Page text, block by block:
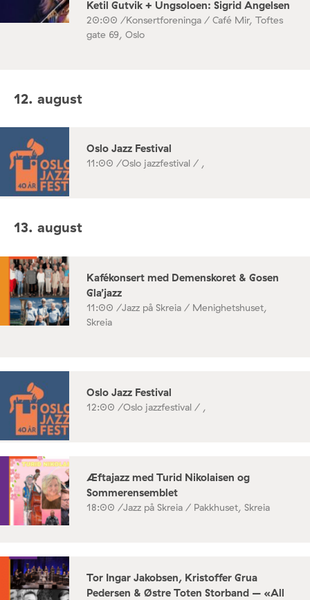
Ketil Gutvik + Ungsoloen: Sigrid Angelsen
20:00 /Konsertforeninga / Café Mir, Toftes
gate 69, Oslo
12. august
Oslo Jazz Festival
11:00 /Oslo jazzfestival / ,
13. august
Kafékonsert med Demenskoret & Gosen
Gla’jazz
11:00 /Jazz på Skreia / Menighetshuset,
Skreia
Oslo Jazz Festival
12:00 /Oslo jazzfestival / ,
Æftajazz med Turid Nikolaisen og
Sommerensemblet
18:00 /Jazz på Skreia / Pakkhuset, Skreia
Tor Ingar Jakobsen, Kristoffer Grua
Pedersen & Østre Toten Storband – «All